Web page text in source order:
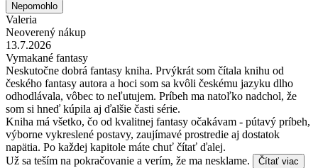
Nepomohlo
Valeria
Neoverený nákup
13.7.2026
Vymakané fantasy
Neskutočne dobrá fantasy kniha. Prvýkrát som čítala knihu od
českého fantasy autora a hoci som sa kvôli českému jazyku dlho
odhodlávala, vôbec to neľutujem. Príbeh ma natoľko nadchol, že
som si hneď kúpila aj ďalšie časti série.
Kniha má všetko, čo od kvalitnej fantasy očakávam - pútavý príbeh,
výborne vykreslené postavy, zaujímavé prostredie aj dostatok
napätia. Po každej kapitole máte chuť čítať ďalej.
Už sa teším na pokračovanie a verím, že ma nesklame.
Čítať viac